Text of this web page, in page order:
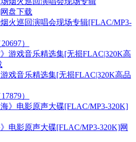
火巡回演唱会现场专辑[FLAC/MP3-
）
游戏音乐精选集[无损FLAC|320K高品
）
电影原声大碟[FLAC/MP3-320K]网